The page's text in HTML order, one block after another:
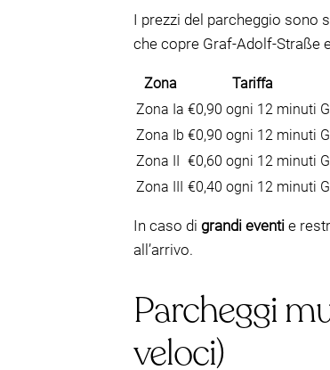
I prezzi del parcheggio sono
che copre Graf-Adolf-Straße
Zona Tariffa
Zona Ia €0,90 ogni 12 minuti
Zona Ib €0,90 ogni 12 minuti
Zona II €0,60 ogni 12 minuti
Zona III €0,40 ogni 12 minuti
In caso di grandi eventi e
all’arrivo.
Parcheggi
veloci)